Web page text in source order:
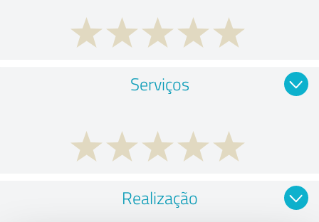
Serviços
Realização